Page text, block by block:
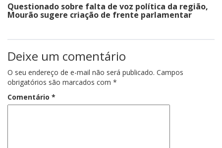
Questionado sobre falta de voz política da região,
Mourão sugere criação de frente parlamentar
Deixe um comentário
O seu endereço de e-mail não será publicado. Campos
obrigatórios são marcados com *
Comentário *